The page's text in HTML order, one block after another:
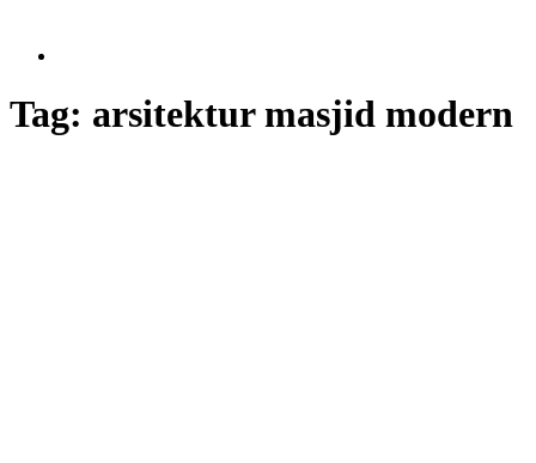
Tag: arsitektur masjid modern